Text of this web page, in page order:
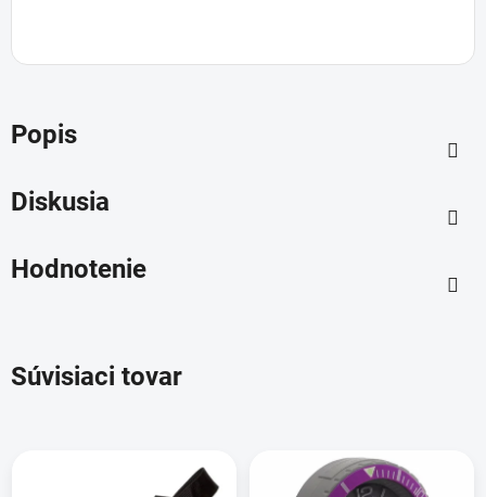
Popis
Diskusia
Hodnotenie
Súvisiaci tovar